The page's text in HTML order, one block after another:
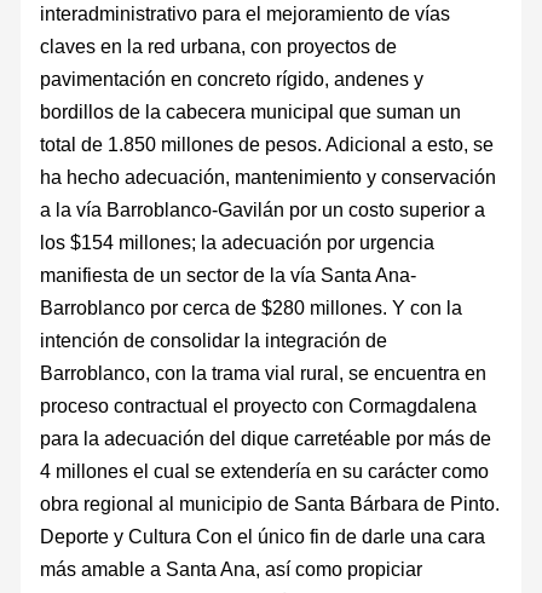
interadministrativo para el mejoramiento de vías
claves en la red urbana, con proyectos de
pavimentación en concreto rígido, andenes y
bordillos de la cabecera municipal que suman un
total de 1.850 millones de pesos. Adicional a esto, se
ha hecho adecuación, mantenimiento y conservación
a la vía Barroblanco-Gavilán por un costo superior a
los $154 millones; la adecuación por urgencia
manifiesta de un sector de la vía Santa Ana-
Barroblanco por cerca de $280 millones. Y con la
intención de consolidar la integración de
Barroblanco, con la trama vial rural, se encuentra en
proceso contractual el proyecto con Cormagdalena
para la adecuación del dique carretéable por más de
4 millones el cual se extendería en su carácter como
obra regional al municipio de Santa Bárbara de Pinto.
Deporte y Cultura Con el único fin de darle una cara
más amable a Santa Ana, así como propiciar